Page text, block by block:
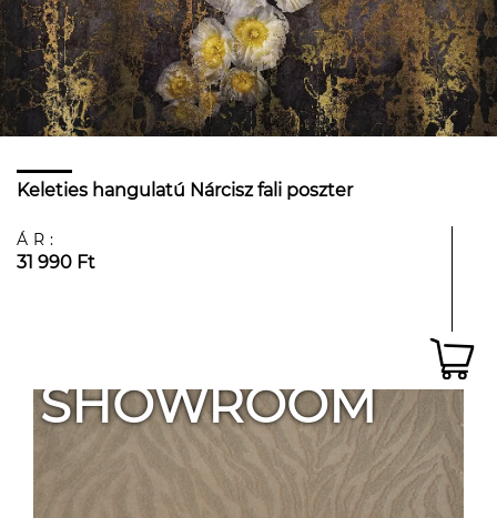
Keleties hangulatú Nárcisz fali poszter
ÁR:
31 990 Ft
SHOWROOM